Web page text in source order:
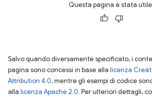
Questa pagina è stata
Salvo quando diversamente specificato, i
pagina sono concessi in base alla licenza
Attribution 4.0, mentre gli esempi di codice
alla licenza Apache 2.0. Per ulteriori dettagli,